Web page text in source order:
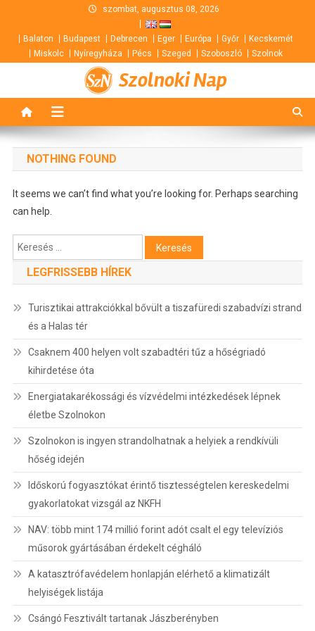
content
szombat, augusztus 08, 2026
Balaton Budapest Debrecen Eger Európa Győr
Kecskemét
Miskolc
Nyíregyháza Pécs Szeged Szoboszló Szolnok
Szolnoki Nap
NOTHING FOUND
It seems we can’t find what you’re looking for. Perhaps searching
can help.
Keresés:
LEGFRISSEBB HÍREK
Turisztikai attrakciókkal bővült a tiszafüredi szabadvízi strand
és a Halas tér
Csaknem 400 helyen volt szabadtéri tűz a hőségriadó
kihirdetése óta
Energiatakarékossági és vízvédelmi intézkedések lépnek
életbe Szolnokon
Szolnokon is ingyen strandolhatnak a helyiek a rendkívüli
hőség idején
Időskorú fogyasztókat érintő tisztességtelen kereskedelmi
gyakorlatokat vizsgál az NKFH
NAV: több mint 174 millió forint adót csalt el egy televíziós
műsorok gyártásában érdekelt cégháló
A katasztrófavédelem honlapján elérhető a klimatizált
helyiségek listája
Csángó Fesztivált tartanak Jászberényben